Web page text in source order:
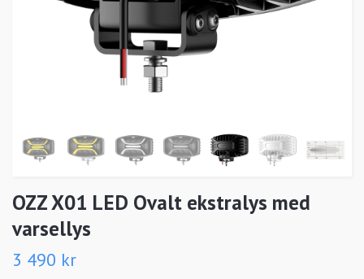
OZZ X01 LED Ovalt ekstralys med
varsellys
3 490 kr